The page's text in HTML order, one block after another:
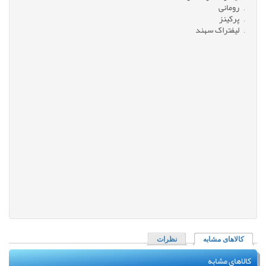
رومانی
پرکینز
لیفتراک سهند
کالاهای مشابه (لبه فعال)نظرات
کالاهای مشابه